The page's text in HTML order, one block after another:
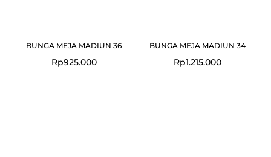
BUNGA MEJA MADIUN 36
Rp925.000
BUNGA MEJA MADIUN 34
Rp1.215.000